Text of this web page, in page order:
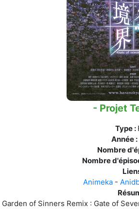
Tous les animes (604)
Mangas en pause
Mangas licenciés
Mangas
(0)
Tous les mangas
(273)
- Projet
Type :
Année :
Nombre
Nombre
Animeka -
Garden of Sinners Remix : Gate of